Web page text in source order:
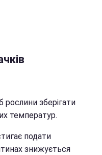
рослини зберігати
температур.
подати
знижується